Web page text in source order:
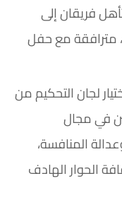
فريقان إلى
مترافقة مع حفل
لجان التحكيم من
في مجال
المنافسة،
الحوار الهادف